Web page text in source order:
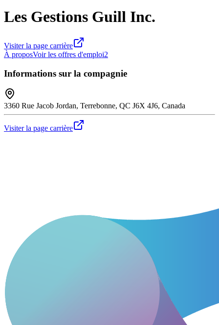
Les Gestions Guill Inc.
Visiter la page carrière
À proposVoir les offres d'emploi2
Informations sur la compagnie
3360 Rue Jacob Jordan, Terrebonne, QC J6X 4J6, Canada
Visiter la page carrière